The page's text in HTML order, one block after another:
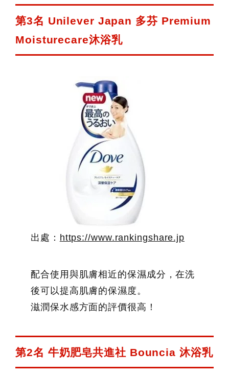
第3名 Unilever Japan 多芬 Premium
Moisturecare沐浴乳
出處： https://www.rankingshare.jp
配合使用與肌膚相近的保濕成分，在洗
後可以提高肌膚的保濕度。
滋潤保水感方面的評價很高！
第2名 牛奶肥皂共進社 Bouncia 沐浴乳